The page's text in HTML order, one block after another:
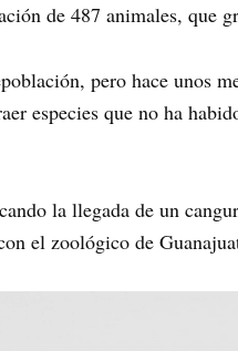
de 487 animales, que
pero hace unos
especies que no ha
la llegada de un
el zoológico de